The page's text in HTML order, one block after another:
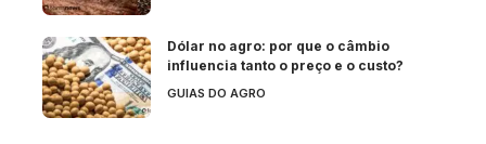
Dólar no agro: por que o câmbio
influencia tanto o preço e o custo?
GUIAS DO AGRO